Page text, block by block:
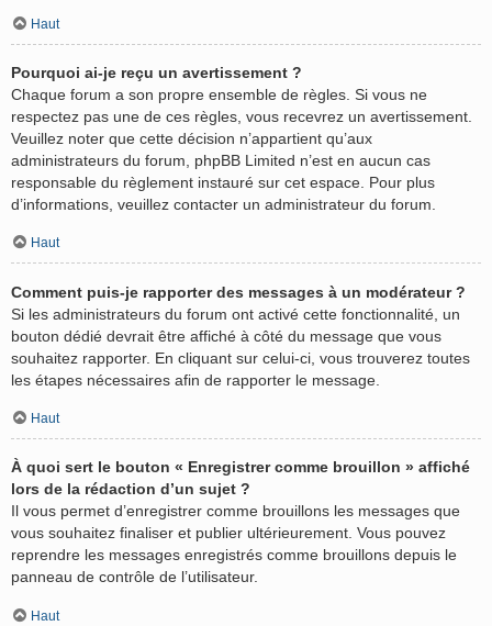
Haut
Pourquoi ai-je reçu un avertissement ?
Chaque forum a son propre ensemble de règles. Si vous ne
respectez pas une de ces règles, vous recevrez un avertissement.
Veuillez noter que cette décision n’appartient qu’aux
administrateurs du forum, phpBB Limited n’est en aucun cas
responsable du règlement instauré sur cet espace. Pour plus
d’informations, veuillez contacter un administrateur du forum.
Haut
Comment puis-je rapporter des messages à un modérateur ?
Si les administrateurs du forum ont activé cette fonctionnalité, un
bouton dédié devrait être affiché à côté du message que vous
souhaitez rapporter. En cliquant sur celui-ci, vous trouverez toutes
les étapes nécessaires afin de rapporter le message.
Haut
À quoi sert le bouton « Enregistrer comme brouillon » affiché
lors de la rédaction d’un sujet ?
Il vous permet d’enregistrer comme brouillons les messages que
vous souhaitez finaliser et publier ultérieurement. Vous pouvez
reprendre les messages enregistrés comme brouillons depuis le
panneau de contrôle de l’utilisateur.
Haut